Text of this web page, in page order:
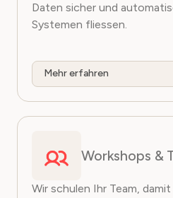
Daten sicher und
Systemen fliessen.
Mehr erfahren
Workshops &
Wir schulen Ihr Team,